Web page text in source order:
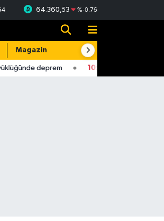
64.360,53 %-0.76
Magazin Resmi İlanlar
deprem 10:56